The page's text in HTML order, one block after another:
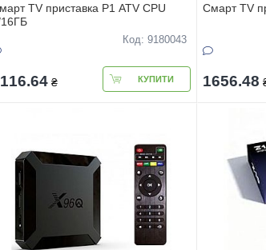
TV приставка P1 ATV CPU
Код: 9180043
₴ КУПИТИ
Смарт TV
1656.48